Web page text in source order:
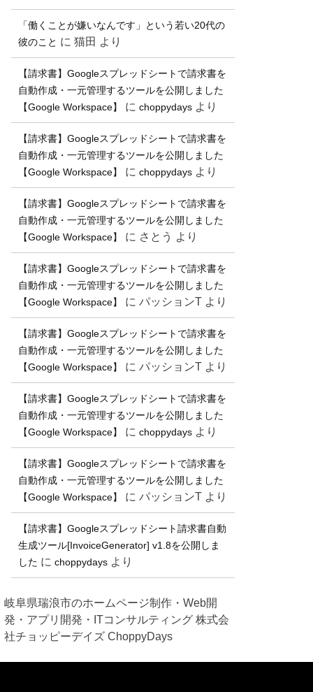
「働くことが嫌いなんです」という若い20代の
彼のこと に 猫田 より
【請求書】Googleスプレッドシートで請求書を
自動作成・一元管理するツールを公開しました
【Google Workspace】
に choppydays より
【請求書】Googleスプレッドシートで請求書を
自動作成・一元管理するツールを公開しました
【Google Workspace】
に choppydays より
【請求書】Googleスプレッドシートで請求書を
自動作成・一元管理するツールを公開しました
【Google Workspace】
に さとう より
【請求書】Googleスプレッドシートで請求書を
自動作成・一元管理するツールを公開しました
【Google Workspace】
に パッションT より
【請求書】Googleスプレッドシートで請求書を
自動作成・一元管理するツールを公開しました
【Google Workspace】
に パッションT より
【請求書】Googleスプレッドシートで請求書を
自動作成・一元管理するツールを公開しました
【Google Workspace】
に choppydays より
【請求書】Googleスプレッドシートで請求書を
自動作成・一元管理するツールを公開しました
【Google Workspace】
に パッションT より
【請求書】Googleスプレッドシート請求書自動
生成ツール[InvoiceGenerator] v1.8を公開しま
した に choppydays より
岐阜県瑞浪市のホームページ制作・Web開
発・アプリ開発・ITコンサルティング 株式会
社チョッピーデイズ ChoppyDays